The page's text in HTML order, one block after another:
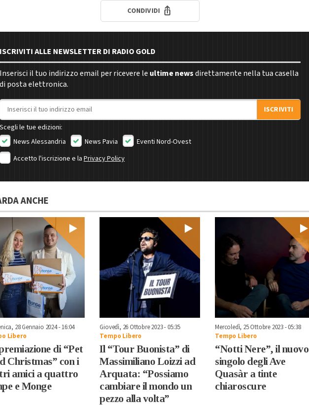
CONDIVIDI
ISCRIVITI ALLE NEWSLETTER DI RADIO GOLD
Inserisci il tuo indirizzo email per ricevere le ultime newsdirettamente nella tua casella
di posta elettronica.
Indirizzo email
ISCRIVITI
Scegli le tue edizioni:
News Alessandria
News Pavia
Eventi Nord-Ovest
Accetto l'iscrizione e laPrivacy Policy
ANCHE
28 Gennaio 2024 - 16:04
Libero
di “Pet
Christmas” con i
amici a quattro
e Monge
Giovedì, 26 Ottobre 2023 - 05:35
Tempo Libero
Il “Tour Buonista” di
Massimiliano Loizzi ad
Arquata: “Possiamo
cambiare il mondo un
pezzo alla volta”
Mercoledì, 25 Ottobre 2023 - 05:38
Tempo Libero
“Notti Nere”, il nuovo
singolo degli Ave
Quasàr a tinte
chiaroscure